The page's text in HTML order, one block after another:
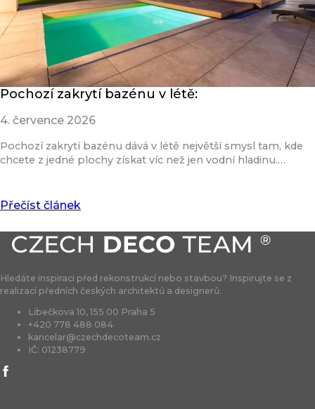
Pochozí zakrytí bazénu v létě:
4. července 2026
Pochozí zakrytí bazénu dává v létě největší smysl tam, kde
chcete z jedné plochy získat víc než jen vodní hladinu.…
Přečíst článek
Hledáte inspiraci před rekonstrukcí nebo stavbou? Inspirujte se z
realizací předních českých architektů a designerů.
Libečkova 10, 155 00 Praha 5
+420 778 488 084
kancelar@czechdecoteam.cz
IČ: 01238779